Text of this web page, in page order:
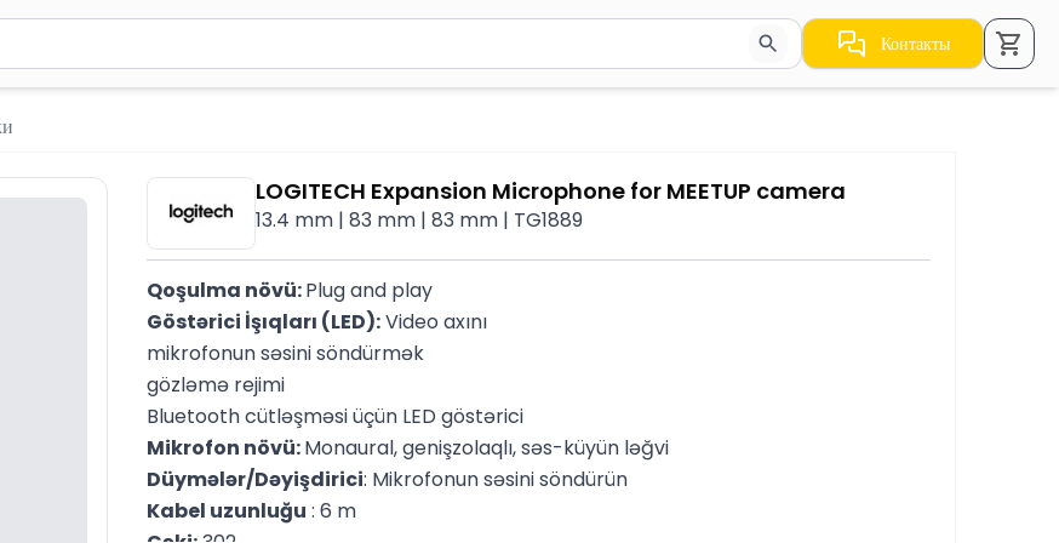
для поиска. Нажмите Enter для отправки или используйте стрелки для навигации по результатам.
Контакты
LOGITECH Expansion Microphone for MEETUP camera
13.4 mm | 83 mm | 83 mm | TG1889
Qoşulma növü: Plug and play
Göstərici İşıqları (LED): Video axını
mikrofonun səsini söndürmək
gözləmə rejimi
Bluetooth cütləşməsi üçün LED göstərici
Mikrofon növü: Monaural, genişzolaqlı, səs-küyün ləğvi
Düymələr/Dəyişdirici: Mikrofonun səsini söndürün
Kabel uzunluğu : 6 m